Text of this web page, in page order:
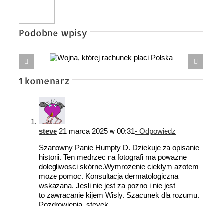
Podobne wpisy
płaci
Piłsudski oddawał honory powstańcom. III
1 komenarz
steve 21 marca 2025 w 00:31- Odpowiedz
Szanowny Panie Humpty D. Dziekuje za opisanie
historii. Ten medrzec na fotografi ma powazne
dolegliwosci skórne.Wymrozenie cieklym azotem
moze pomoc. Konsultacja dermatologiczna
wskazana. Jesli nie jest za pozno i nie jest
to zawracanie kijem Wisly. Szacunek dla rozumu.